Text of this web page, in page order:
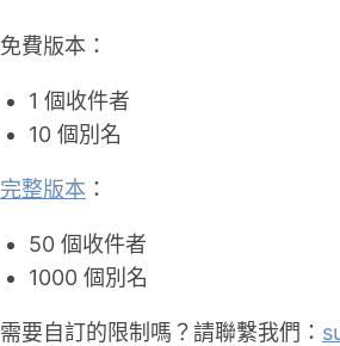
免費版本：
1 個收件者
10 個別名
完整版本 ：
50 個收件者
1000 個別名
需要自訂的限制嗎？請聯繫我們：